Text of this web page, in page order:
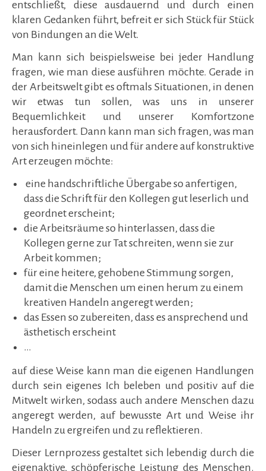
entschließt, diese ausdauernd und durch einen
klaren Gedanken führt, befreit er sich Stück für Stück
von Bindungen an die Welt.
Man kann sich beispielsweise bei jeder Handlung
fragen, wie man diese ausführen möchte. Gerade in
der Arbeitswelt gibt es oftmals Situationen, in denen
wir etwas tun sollen, was uns in unserer
Bequemlichkeit und unserer Komfortzone
herausfordert. Dann kann man sich fragen, was man
von sich hineinlegen und für andere auf konstruktive
Art erzeugen möchte:
eine handschriftliche Übergabe so anfertigen,
dass die Schrift für den Kollegen gut leserlich und
geordnet erscheint;
die Arbeitsräume so hinterlassen, dass die
Kollegen gerne zur Tat schreiten, wenn sie zur
Arbeit kommen;
für eine heitere, gehobene Stimmung sorgen,
damit die Menschen um einen herum zu einem
kreativen Handeln angeregt werden;
das Essen so zubereiten, dass es ansprechend und
ästhetisch erscheint
…
auf diese Weise kann man die eigenen Handlungen
durch sein eigenes Ich beleben und positiv auf die
Mitwelt wirken, sodass auch andere Menschen dazu
angeregt werden, auf bewusste Art und Weise ihr
Handeln zu ergreifen und zu reflektieren.
Dieser Lernprozess gestaltet sich lebendig durch die
eigenaktive, schöpferische Leistung des Menschen.